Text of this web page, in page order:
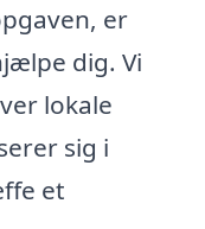
er
dig. Vi
lokale
sig i
et